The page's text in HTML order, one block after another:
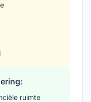
ruimte